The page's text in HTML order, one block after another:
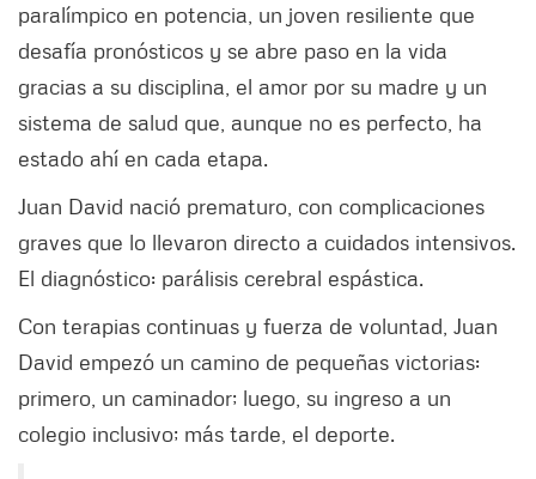
paralímpico en potencia, un joven resiliente que
desafía pronósticos y se abre paso en la vida
gracias a su disciplina, el amor por su madre y un
sistema de salud que, aunque no es perfecto, ha
estado ahí en cada etapa.
Juan David nació prematuro, con complicaciones
graves que lo llevaron directo a cuidados intensivos.
El diagnóstico: parálisis cerebral espástica.
Con terapias continuas y fuerza de voluntad, Juan
David empezó un camino de pequeñas victorias:
primero, un caminador; luego, su ingreso a un
colegio inclusivo; más tarde, el deporte.